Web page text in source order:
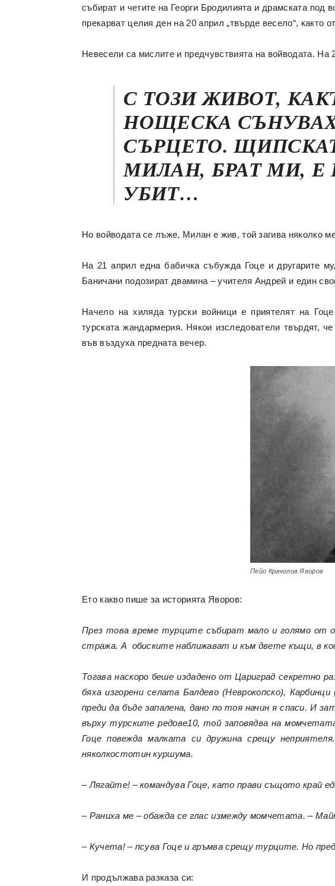
събират и четите на Георги Бродилията и драмската
прекарват целия ден на 20 април „твърде весело“, както
Невесели са мислите и предчувствията на войводата. На
С ТОЗИ ЖИВОТ,
НОЩЕСКА
СЪРЦЕТО.
МИЛАН, БРАТ МИ, Е
УБИТ…
Но войводата се лъже, Милан е жив, той загива няколко
На 21 април една бабичка събужда Гоце и другарите
Баничани подозират двамина – учителя Андрей и един
Начело на хиляда турски войници е приятелят на
турската жандармерия. Някои изследователи твърдят,
във въздуха предната вечер.
Пейо Крачолов Яворов
Ето какво пише за историята Яворов:
През това време турците събират мало и голямо от
стража. А обиските наближават и към двете къщи, в
Тогава наскоро беше издадено от Цариград секретно
бяха изгорени селата Балдево (Неврокопско),
преди да бъде запалена, дано по тоя начин я спаси. И
върху турските редове10, той заповядва на
Гоце повежда малката си дружина срещу
няколкостотин куршума.
– Лягайте! – командува Гоце, като прави същото край
– Раниха ме – обажда се глас измежду момчетата. –
– Кучета! – псува Гоце и гръмва срещу турците. Но
И продължава разказа си: